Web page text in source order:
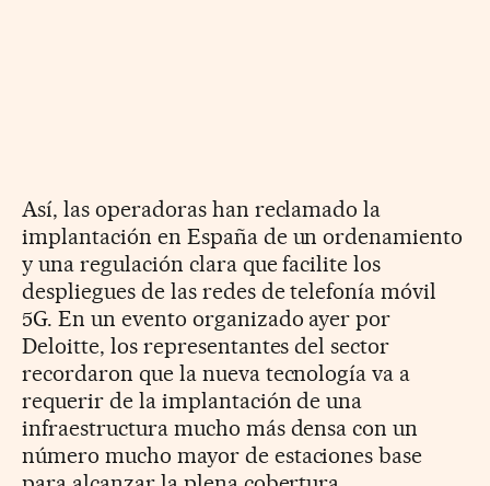
Así, las operadoras han reclamado la
implantación en España de un ordenamiento
y una regulación clara que facilite los
despliegues de las redes de telefonía móvil
5G. En un evento organizado ayer por
Deloitte, los representantes del sector
recordaron que la nueva tecnología va a
requerir de la implantación de una
infraestructura mucho más densa con un
número mucho mayor de estaciones base